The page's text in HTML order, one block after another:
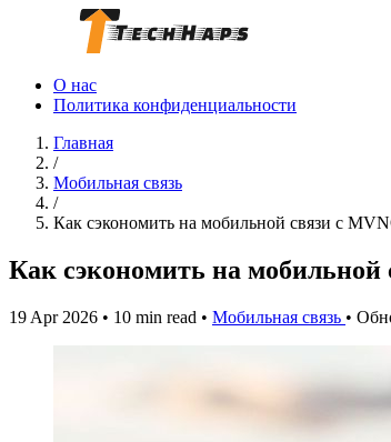
О нас
Политика конфиденциальности
Главная
/
Мобильная связь
/
Как сэкономить на мобильной связи с
Как сэкономить на
19 Apr 2026 • 10 min read • Мобильная связь •